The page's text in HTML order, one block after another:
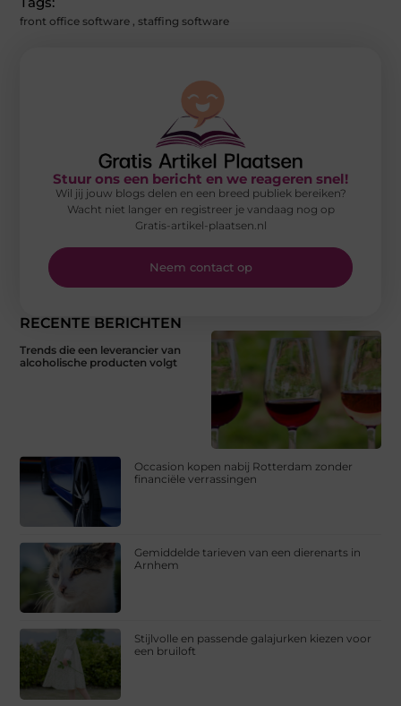
front office software ,staffing software
RECENTE BERICHTEN
Trends die een leverancier van
alcoholische producten volgt
Occasion kopen nabij Rotterdam zonder
financiële verrassingen
Gemiddelde tarieven van een dierenarts in
Arnhem
Stijlvolle en passende galajurken kiezen voor
een bruiloft
Stuur ons een bericht en we reageren snel!
Wil jij jouw blogs delen en een breed publiek bereiken?
Wacht niet langer en registreer je vandaag nog op
Gratis-artikel-plaatsen.nl
Neem contact op